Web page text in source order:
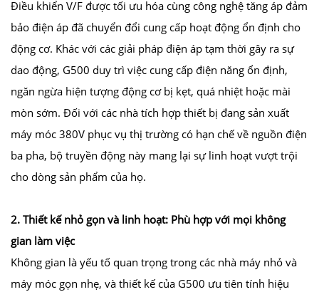
Điều khiển V/F được tối ưu hóa cùng công nghệ tăng áp đảm
bảo điện áp đã chuyển đổi cung cấp hoạt động ổn định cho
động cơ. Khác với các giải pháp điện áp tạm thời gây ra sự
dao động, G500 duy trì việc cung cấp điện năng ổn định,
ngăn ngừa hiện tượng động cơ bị kẹt, quá nhiệt hoặc mài
mòn sớm. Đối với các nhà tích hợp thiết bị đang sản xuất
máy móc 380V phục vụ thị trường có hạn chế về nguồn điện
ba pha, bộ truyền động này mang lại sự linh hoạt vượt trội
cho dòng sản phẩm của họ.
2. Thiết kế nhỏ gọn và linh hoạt: Phù hợp với mọi không
gian làm việc
Không gian là yếu tố quan trọng trong các nhà máy nhỏ và
máy móc gọn nhẹ, và thiết kế của G500 ưu tiên tính hiệu